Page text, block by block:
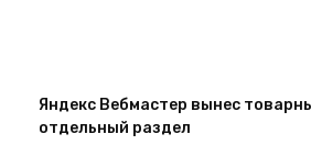
Яндекс Вебмастер вынес
отдельный раздел